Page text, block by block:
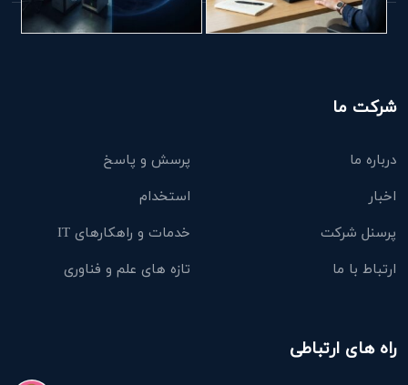
شرکت ما
درباره ما
پرسش و پاسخ
اخبار
استخدام
پرسنل شرکت
خدمات و راهکارهای IT
ارتباط با ما
تازه های علم و فناوری
راه های ارتباطی